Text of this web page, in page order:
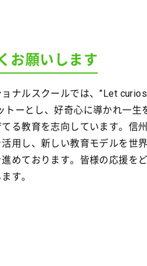
お願いします
ナルスクールでは、”Let
トーとし、好奇心に導かれ一生
る教育を志向しています。信
用し、新しい教育モデルを世
めております。皆様の応援を
す。